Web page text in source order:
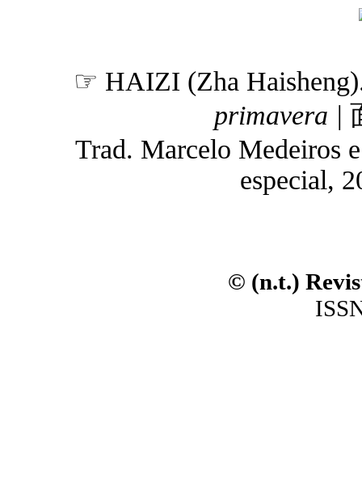
☞ HAIZI (Zha
primavera |
Trad. Marcelo Medeiros
especial,
© (n.t.)